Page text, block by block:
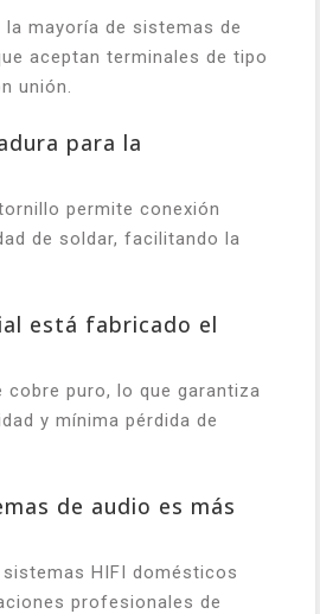
mayoría de sistemas de
aceptan terminales de tipo
unión.
para la
permite conexión
de soldar, facilitando la
está fabricado el
cobre puro, lo que garantiza
y mínima pérdida de
de audio es más
HIFI domésticos
profesionales de